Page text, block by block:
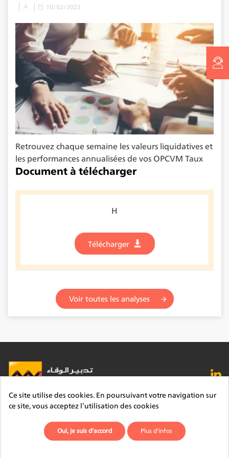
10/02/2023
Retrouvez chaque semaine les valeurs liquidatives et
les performances annualisées de vos OPCVM Taux
Document à télécharger
H
Télécharger
Voir toutes les analyses
FAQ Lexique Contact
Mentions légales
Site du Groupe
Plan du site Déontologie
Ce site utilise des cookies. En poursuivant votre navigation sur
ce site, vous acceptez l’utilisation des cookies
Oui, je suis d'accord Plus d'infos